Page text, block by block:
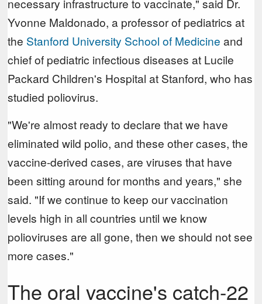
necessary infrastructure to vaccinate," said Dr.
Yvonne Maldonado, a professor of pediatrics at
the Stanford University School of Medicine and
chief of pediatric infectious diseases at Lucile
Packard Children's Hospital at Stanford, who has
studied poliovirus.
"We're almost ready to declare that we have
eliminated wild polio, and these other cases, the
vaccine-derived cases, are viruses that have
been sitting around for months and years," she
said. "If we continue to keep our vaccination
levels high in all countries until we know
polioviruses are all gone, then we should not see
more cases."
The oral vaccine's catch-22